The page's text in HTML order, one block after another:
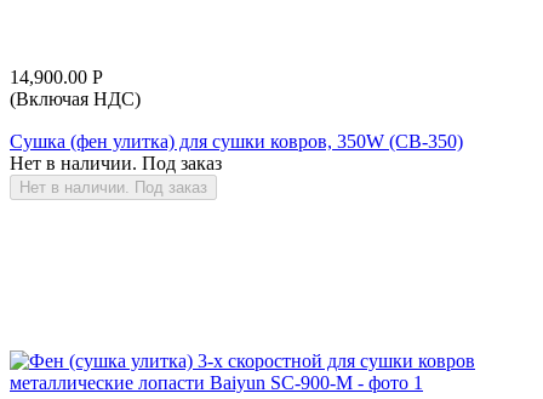
14,900.00 Р
(Включая НДС)
Сушка (фен улитка) для сушки ковров, 350W (CB-350)
Нет в наличии. Под заказ
Нет в наличии. Под заказ